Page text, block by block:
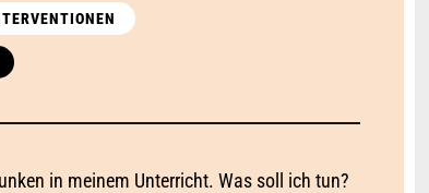
in meinem Unterricht. Was soll ich tun?